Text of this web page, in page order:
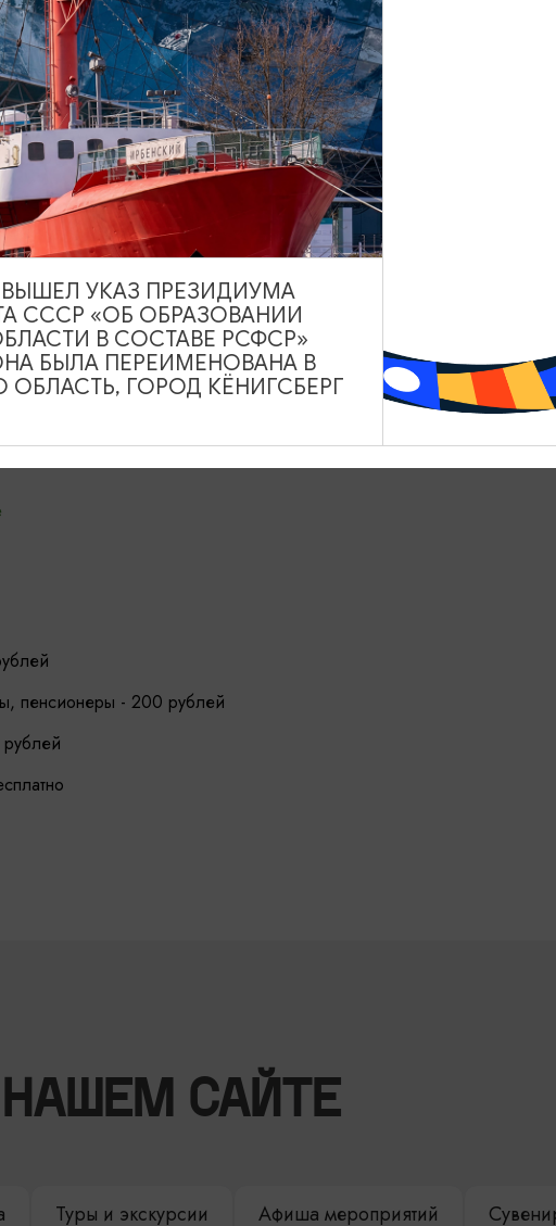
флоры и фауны. Именно такими являются в нашей области Большое
о низинном болоте, как об одном из ландшафтов нашего края.
представителями фауны области, начиная от самых крупных (лось) до
животные: крупные волк и рысь, и более мелкие хищники из
зверек – ласка (кстати, успешно заселивший городские
покрыты лесами, средний возраст которых составляет 49 лет.
диораме «Смешанный лес».
ежедневно с 10:00 до 18:00 (касса - до 17:00)
историко-художественный музей, ул. Клиническая, 21,
пенсионеры - 200 рублей
САЙТЕ
Туры и экскурсии Афиша мероприятий
ВЫШЕЛ УКАЗ ПРЕЗИДИУМА
СССР «ОБ ОБРАЗОВАНИИ
В СОСТАВЕ РСФСР»
БЫЛА ПЕРЕИМЕНОВАНА В
ГОРОД КЁНИГСБЕРГ